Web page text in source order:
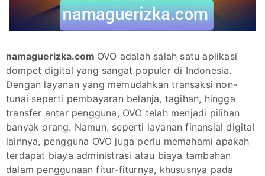
namaguerizka.com OVO adalah salah satu aplikasi
dompet digital yang sangat populer di Indonesia.
Dengan layanan yang memudahkan transaksi non-
tunai seperti pembayaran belanja, tagihan, hingga
transfer antar pengguna, OVO telah menjadi pilihan
banyak orang. Namun, seperti layanan finansial digital
lainnya, pengguna OVO juga perlu memahami apakah
terdapat biaya administrasi atau biaya tambahan
dalam penggunaan fitur-fiturnya, khususnya pada